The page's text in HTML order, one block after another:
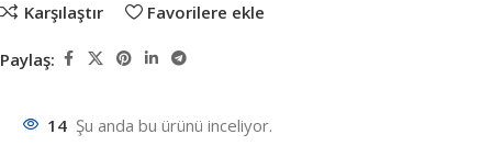
Karşılaştır Favorilere ekle
Paylaş:
14 Şu anda bu ürünü inceliyor.